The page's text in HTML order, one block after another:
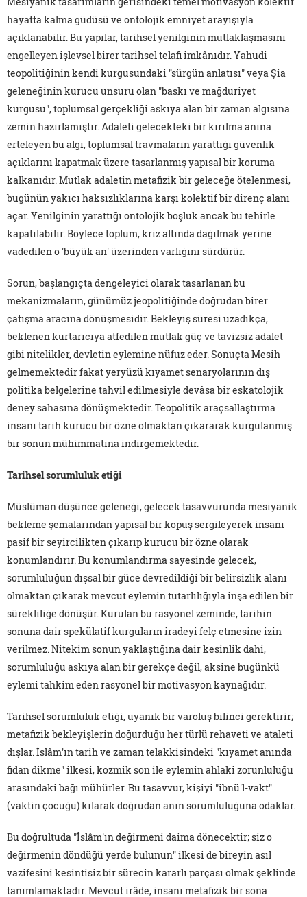
hayatta kalma güdüsü ve ontolojik emniyet arayışıyla
açıklanabilir. Bu yapılar, tarihsel yenilginin mutlaklaşmasını
engelleyen işlevsel birer tarihsel telafi imkânıdır. Yahudi
teopolitiğinin kendi kurgusundaki "sürgün anlatısı" veya Şia
geleneğinin kurucu unsuru olan "baskı ve mağduriyet
kurgusu", toplumsal gerçekliği askıya alan bir zaman algısına
zemin hazırlamıştır. Adaleti gelecekteki bir kırılma anına
erteleyen bu algı, toplumsal travmaların yarattığı güvenlik
açıklarını kapatmak üzere tasarlanmış yapısal bir koruma
kalkanıdır. Mutlak adaletin metafizik bir geleceğe ötelenmesi,
bugünün yakıcı haksızlıklarına karşı kolektif bir direnç alanı
açar. Yenilginin yarattığı ontolojik boşluk ancak bu tehirle
kapatılabilir. Böylece toplum, kriz altında dağılmak yerine
vadedilen o 'büyük an' üzerinden varlığını sürdürür.
Sorun, başlangıçta dengeleyici olarak tasarlanan bu
mekanizmaların, günümüz jeopolitiğinde doğrudan birer
çatışma aracına dönüşmesidir. Bekleyiş süresi uzadıkça,
beklenen kurtarıcıya atfedilen mutlak güç ve tavizsiz adalet
gibi nitelikler, devletin eylemine nüfuz eder. Sonuçta Mesih
gelmemektedir fakat yeryüzü kıyamet senaryolarının dış
politika belgelerine tahvil edilmesiyle devâsa bir eskatolojik
deney sahasına dönüşmektedir. Teopolitik araçsallaştırma
insanı tarih kurucu bir özne olmaktan çıkararak kurgulanmış
bir sonun mühimmatına indirgemektedir.
Tarihsel sorumluluk etiği
Müslüman düşünce geleneği, gelecek tasavvurunda mesiyanik
bekleme şemalarından yapısal bir kopuş sergileyerek insanı
pasif bir seyircilikten çıkarıp kurucu bir özne olarak
konumlandırır. Bu konumlandırma sayesinde gelecek,
sorumluluğun dışsal bir güce devredildiği bir belirsizlik alanı
olmaktan çıkarak mevcut eylemin tutarlılığıyla inşa edilen bir
sürekliliğe dönüşür. Kurulan bu rasyonel zeminde, tarihin
sonuna dair spekülatif kurguların iradeyi felç etmesine izin
verilmez. Nitekim sonun yaklaştığına dair kesinlik dahi,
sorumluluğu askıya alan bir gerekçe değil, aksine bugünkü
eylemi tahkim eden rasyonel bir motivasyon kaynağıdır.
Tarihsel sorumluluk etiği, uyanık bir varoluş bilinci gerektirir;
metafizik bekleyişlerin doğurduğu her türlü rehaveti ve ataleti
dışlar. İslâm'ın tarih ve zaman telakkisindeki "kıyamet anında
fidan dikme" ilkesi, kozmik son ile eylemin ahlaki zorunluluğu
arasındaki bağı mühürler. Bu tasavvur, kişiyi "ibnü'l-vakt"
(vaktin çocuğu) kılarak doğrudan anın sorumluluğuna odaklar.
Bu doğrultuda "İslâm'ın değirmeni daima dönecektir; siz o
değirmenin döndüğü yerde bulunun" ilkesi de bireyin asıl
vazifesini kesintisiz bir sürecin kararlı parçası olmak şeklinde
tanımlamaktadır. Mevcut irâde, insanı metafizik bir sona